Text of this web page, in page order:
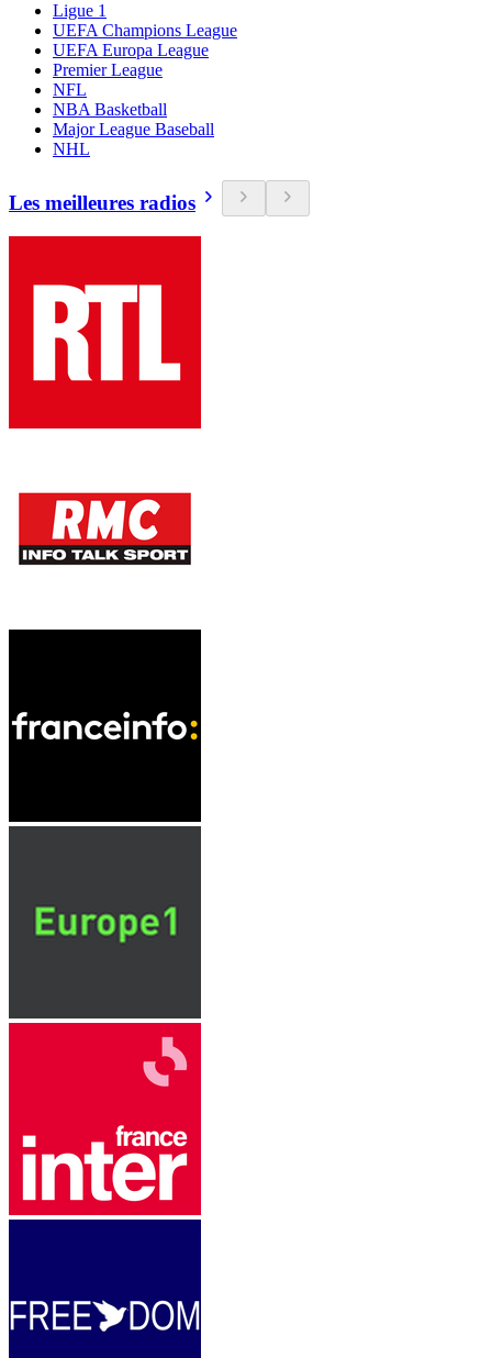
Ligue 1
UEFA Champions League
UEFA Europa League
Premier League
NFL
NBA Basketball
Major League Baseball
NHL
Les meilleures radios